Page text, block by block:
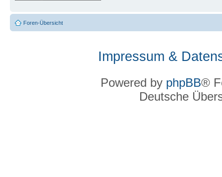
Foren-Übersicht
Impressum &
Powered by phpBB®
Deutsche